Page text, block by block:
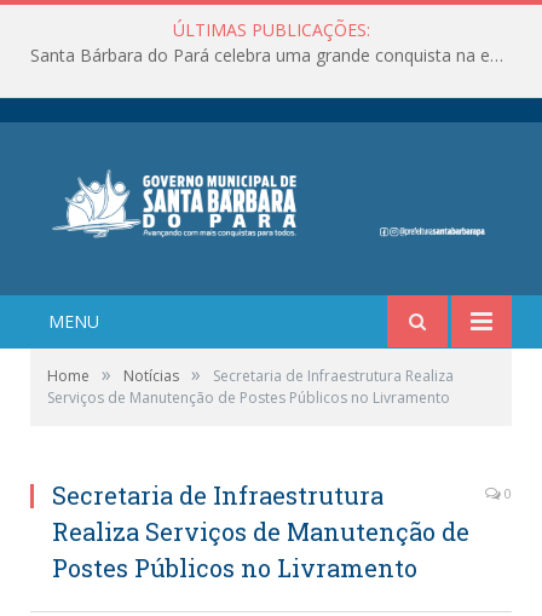
ÚLTIMAS PUBLICAÇÕES:
Santa Bárbara do Pará celebra uma grande conquista na educação!
MENU
Home » Notícias »
Secretaria de Infraestrutura Realiza
Serviços de Manutenção de Postes Públicos no Livramento
Secretaria de Infraestrutura
Realiza Serviços de Manutenção de
Postes Públicos no Livramento
0